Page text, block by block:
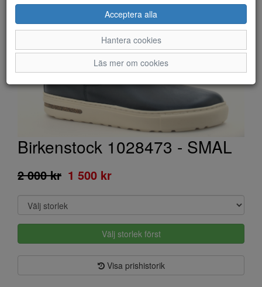
Birkenstock 1028473 - SMAL
2 000 kr 1 500 kr
Välj storlek först
Visa prishistorik
Acceptera alla
Hantera cookies
Läs mer om cookies